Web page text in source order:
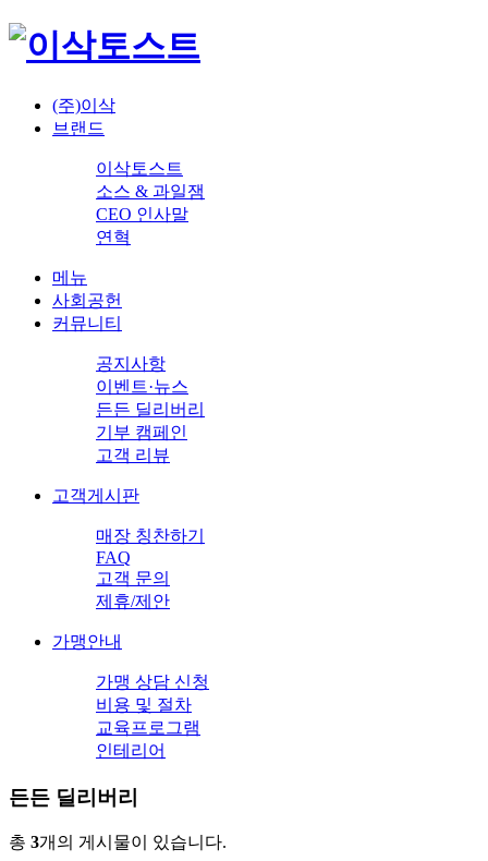
(주)이삭
브랜드
이삭토스트
소스 & 과일잼
CEO 인사말
연혁
메뉴
사회공헌
커뮤니티
공지사항
이벤트·뉴스
든든 딜리버리
기부 캠페인
고객 리뷰
고객게시판
매장 칭찬하기
FAQ
고객 문의
제휴/제안
가맹안내
가맹 상담 신청
비용 및 절차
교육프로그램
인테리어
든든 딜리버리
총 3개의 게시물이 있습니다.